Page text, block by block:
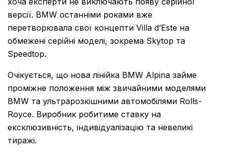
версії. BMW останніми роками вже
перетворювала свої концепти Villa d’Este на
обмежені серійні моделі, зокрема Skytop та
Speedtop.
Очікується, що нова лінійка BMW Alpina займе
проміжне положення між звичайними моделями
BMW та ультрарозкішними автомобілями Rolls-
Royce. Виробник робитиме ставку на
ексклюзивність, індивідуалізацію та невеликі
тиражі.